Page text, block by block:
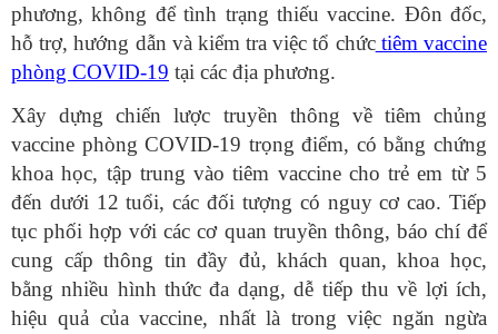
phương, không để tình trạng thiếu vaccine. Đôn đốc,
hỗ trợ, hướng dẫn và kiểm tra việc tổ chứctiêm vaccine
phòng COVID-19 tại các địa phương.
Xây dựng chiến lược truyền thông về tiêm chủng
vaccine phòng COVID-19 trọng điểm, có bằng chứng
khoa học, tập trung vào tiêm vaccine cho trẻ em từ 5
đến dưới 12 tuổi, các đối tượng có nguy cơ cao. Tiếp
tục phối hợp với các cơ quan truyền thông, báo chí để
cung cấp thông tin đầy đủ, khách quan, khoa học,
bằng nhiều hình thức đa dạng, dễ tiếp thu về lợi ích,
hiệu quả của vaccine, nhất là trong việc ngăn ngừa